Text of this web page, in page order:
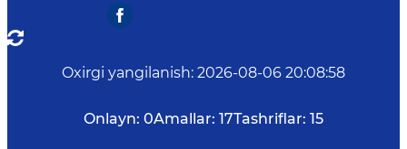
Oxirgi yangilanish: 2026-08-06 20:08:58
Onlayn: 0Amallar: 17Tashriflar: 15